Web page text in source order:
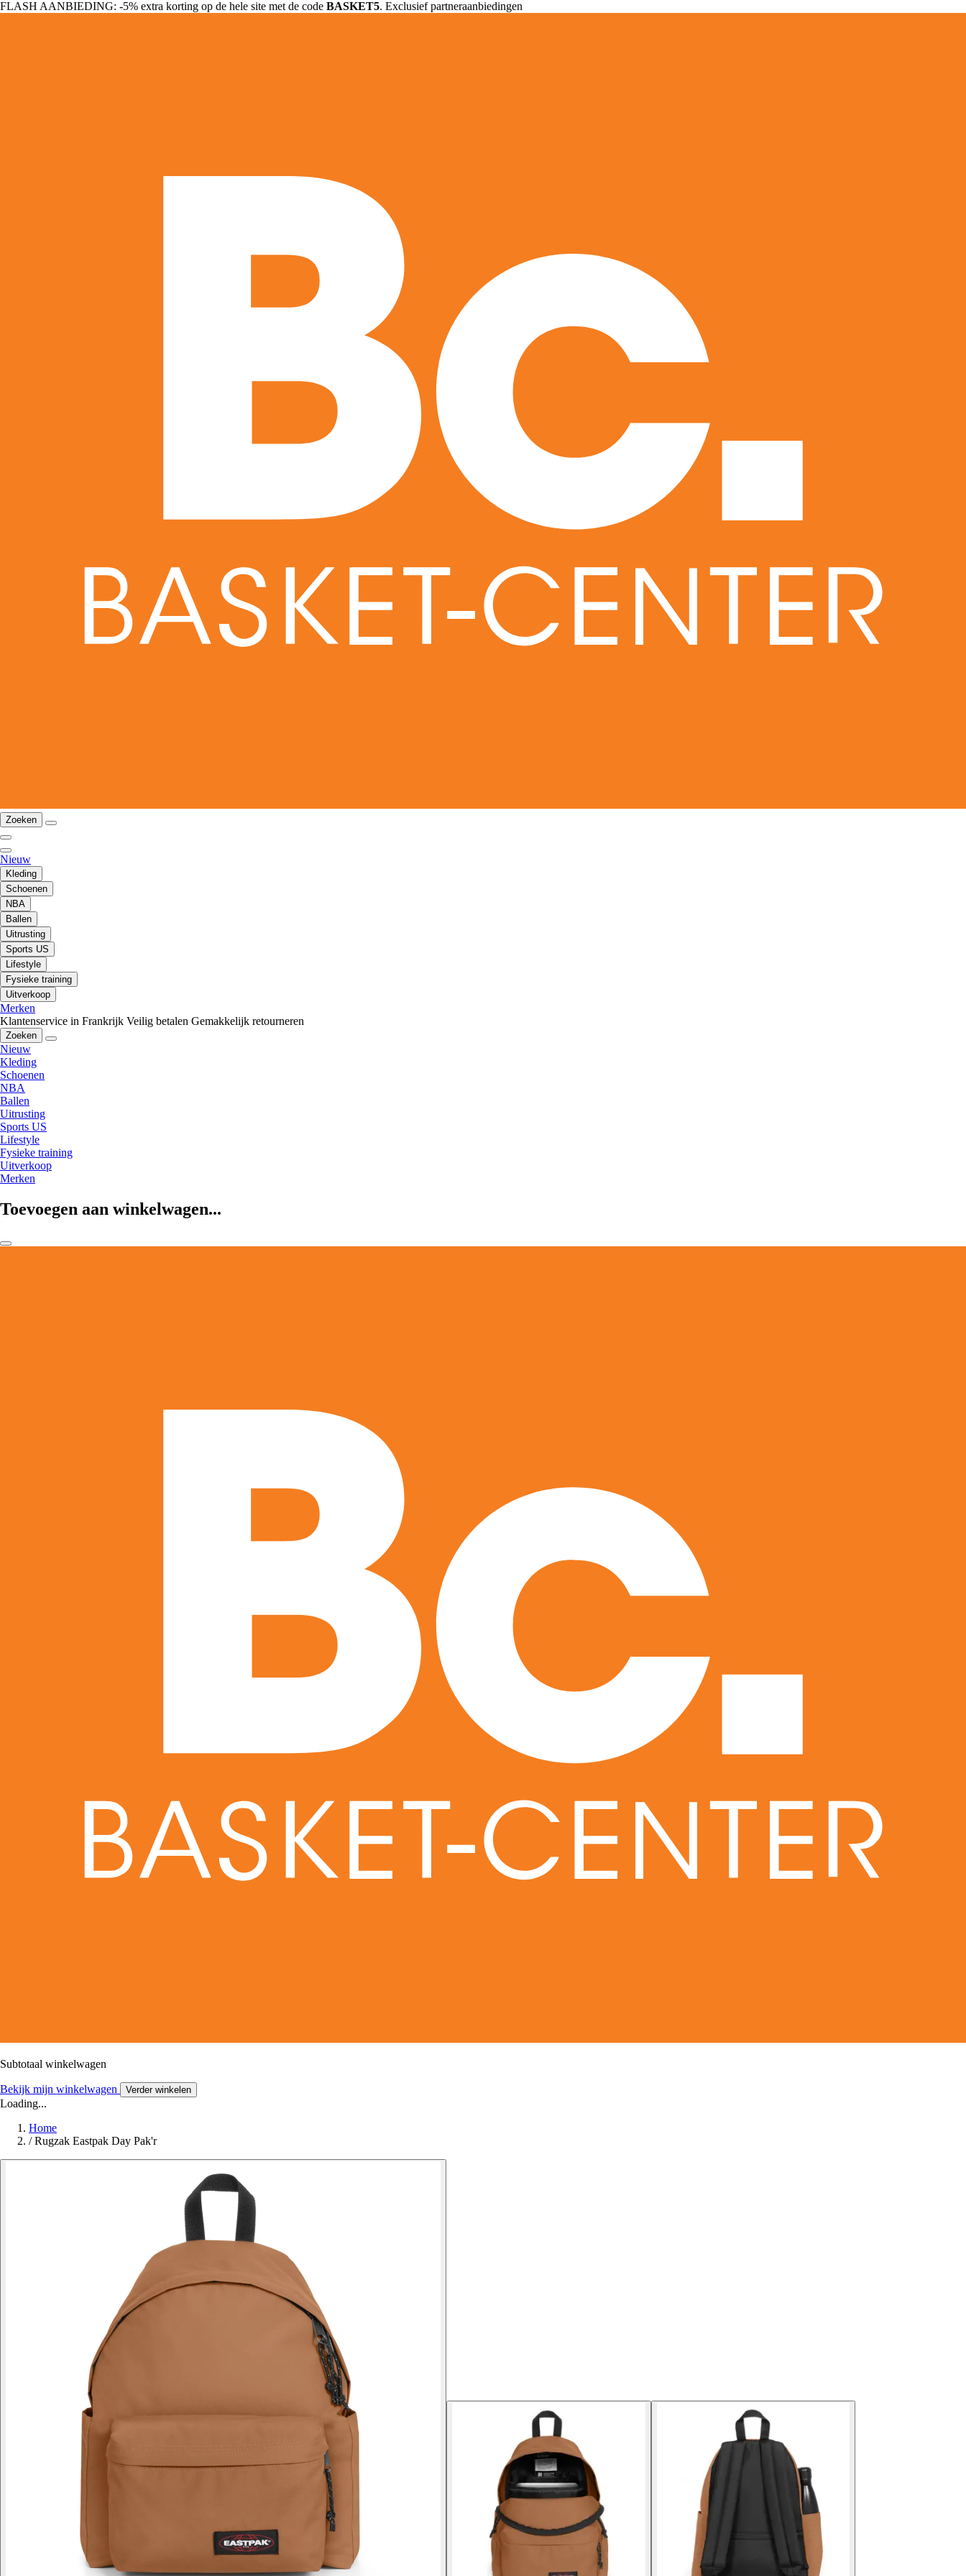
FLASH AANBIEDING: -5% extra korting op de hele site met de code BASKET5. Exclusief partneraanbiedingen
Zoeken
Nieuw
Kleding
Schoenen
NBA
Ballen
Uitrusting
Sports US
Lifestyle
Fysieke training
Uitverkoop
Merken
Klantenservice in Frankrijk Veilig betalen Gemakkelijk retourneren
Zoeken
Nieuw
Kleding
Schoenen
NBA
Ballen
Uitrusting
Sports US
Lifestyle
Fysieke training
Uitverkoop
Merken
Toevoegen aan winkelwagen...
Subtotaal winkelwagen
Bekijk mijn winkelwagen Verder winkelen
Loading...
Home
/ Rugzak Eastpak Day Pak'r